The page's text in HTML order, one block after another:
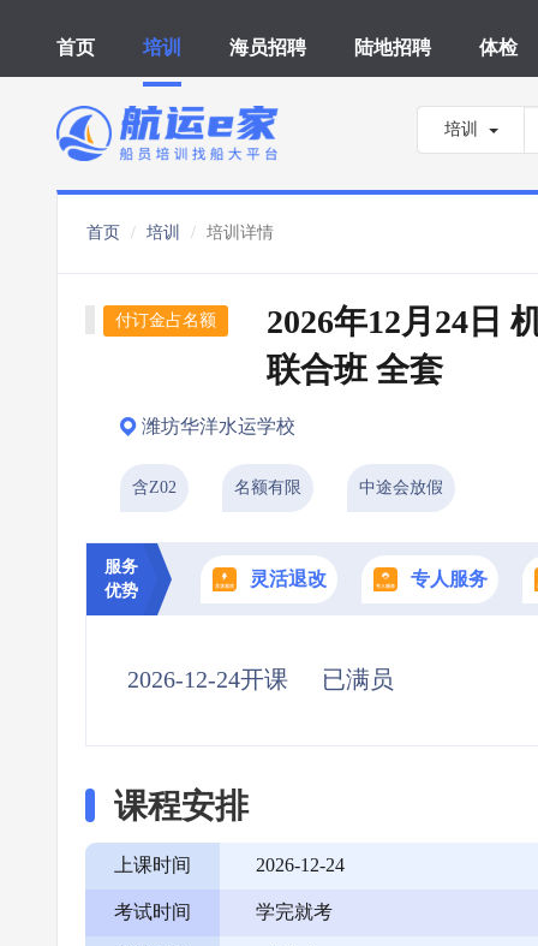
首页 培训 海员招聘 陆地招聘 体检
培训
首页 培训 培训详情
付订金占名额
2026年12月24日
联合班 全套
潍坊华洋水运学校
含Z02 名额有限 中途会放假
服务
优势
灵活退改 专人服务
2026-12-24开课 已满员
课程安排
上课时间 2026-12-24
考试时间 学完就考